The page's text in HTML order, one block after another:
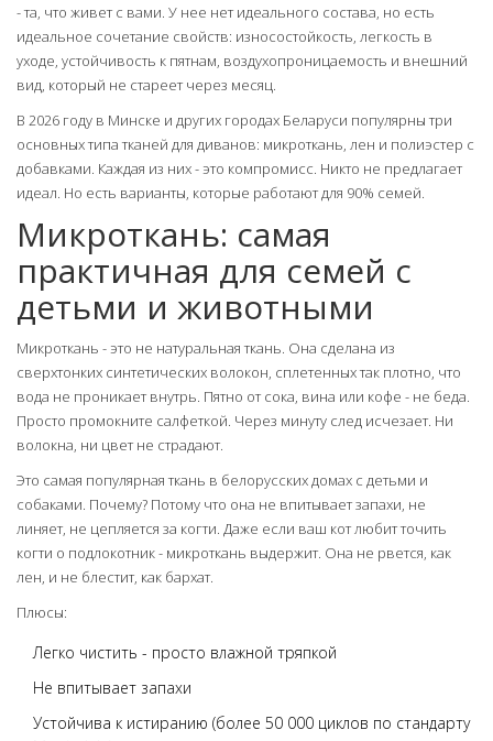
- та, что живет с вами. У нее нет идеального состава, но есть
идеальное сочетание свойств: износостойкость, легкость в
уходе, устойчивость к пятнам, воздухопроницаемость и внешний
вид, который не стареет через месяц.
В 2026 году в Минске и других городах Беларуси популярны три
основных типа тканей для диванов: микроткань, лен и полиэстер с
добавками. Каждая из них - это компромисс. Никто не предлагает
идеал. Но есть варианты, которые работают для 90% семей.
Микроткань: самая
практичная для семей с
детьми и животными
Микроткань - это не натуральная ткань. Она сделана из
сверхтонких синтетических волокон, сплетенных так плотно, что
вода не проникает внутрь. Пятно от сока, вина или кофе - не беда.
Просто промокните салфеткой. Через минуту след исчезает. Ни
волокна, ни цвет не страдают.
Это самая популярная ткань в белорусских домах с детьми и
собаками. Почему? Потому что она не впитывает запахи, не
линяет, не цепляется за когти. Даже если ваш кот любит точить
когти о подлокотник - микроткань выдержит. Она не рвется, как
лен, и не блестит, как бархат.
Плюсы:
Легко чистить - просто влажной тряпкой
Не впитывает запахи
Устойчива к истиранию (более 50 000 циклов по стандарту